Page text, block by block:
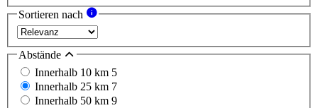
Sortieren nach
Abstände
Innerhalb 10 km 5
Innerhalb 25 km 7
Innerhalb 50 km 9